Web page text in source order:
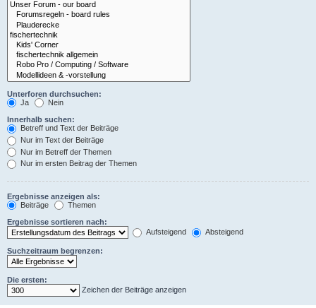
Unterforen durchsuchen:
Ja
Nein
Innerhalb suchen:
Betreff und Text der Beiträge
Nur im Text der Beiträge
Nur im Betreff der Themen
Nur im ersten Beitrag der Themen
Ergebnisse anzeigen als:
Beiträge
Themen
Ergebnisse sortieren nach:
Aufsteigend
Absteigend
Suchzeitraum begrenzen:
Die ersten:
Zeichen der Beiträge anzeigen